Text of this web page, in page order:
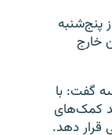
پنج‌شنبه
خارج
با شبکه «۲۴» فرانسه گفت: با
کمک‌های
قرار دهد.